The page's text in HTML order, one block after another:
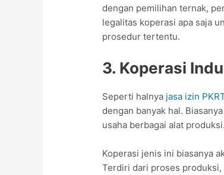
dengan pemilihan ternak,
legalitas koperasi apa saja
prosedur tertentu.
3. Koperasi
Seperti halnya jasa izin
dengan banyak hal.
usaha berbagai alat
Koperasi jenis ini biasanya
Terdiri dari proses